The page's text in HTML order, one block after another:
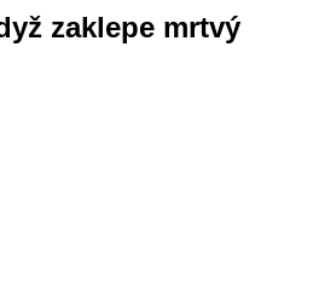
zaklepe mrtvý